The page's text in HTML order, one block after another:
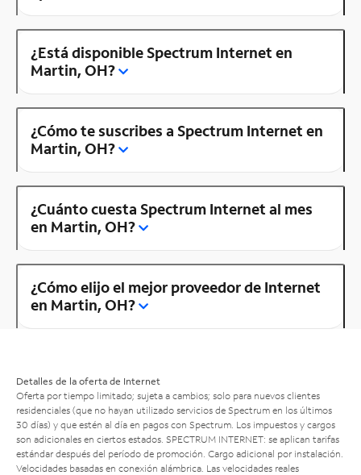
¿Está disponible Spectrum Internet en
Martin, OH?
¿Cómo te suscribes a Spectrum Internet en
Martin, OH?
¿Cuánto cuesta Spectrum Internet al mes
en Martin, OH?
¿Cómo elijo el mejor proveedor de Internet
en Martin, OH?
Detalles de la oferta de Internet
Oferta por tiempo limitado; sujeta a cambios; solo para nuevos clientes
residenciales (que no hayan utilizado servicios de Spectrum en los últimos
30 días) y que estén al día en pagos con Spectrum. Los impuestos y cargos
son adicionales en ciertos estados. SPECTRUM INTERNET: se aplican tarifas
estándar después del período de promoción. Cargo adicional por instalación.
Velocidades basadas en conexión alámbrica. Las velocidades reales